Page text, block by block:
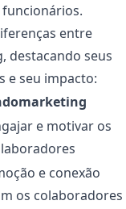
funcionários.
entre
destacando seus
e seu impacto:
e motivar os
e conexão
os colaboradores